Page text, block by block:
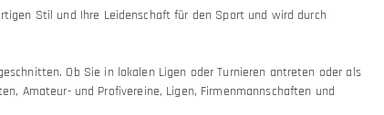
Stil und Ihre Leidenschaft für den Sport und wird durch
Ob Sie in lokalen Ligen oder Turnieren antreten oder als
Amateur- und Profivereine, Ligen, Firmenmannschaften und